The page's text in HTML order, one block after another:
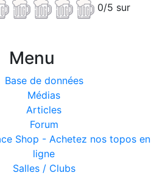
0/5 sur
Menu
Base de données
Médias
Articles
Forum
Shop - Achetez nos topos en
ligne
Salles / Clubs